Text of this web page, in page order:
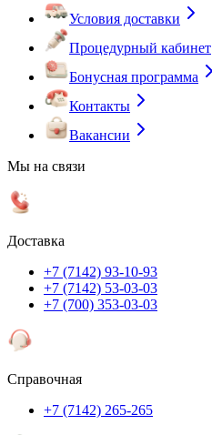
Условия доставки
Процедурный кабинет
Бонусная программа
Контакты
Вакансии
Мы на связи
Доставка
+7 (7142) 93-10-93
+7 (7142) 53-03-03
+7 (700) 353-03-03
Справочная
+7 (7142) 265-265